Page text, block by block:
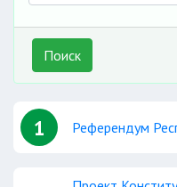
Поиск
1 Референдум